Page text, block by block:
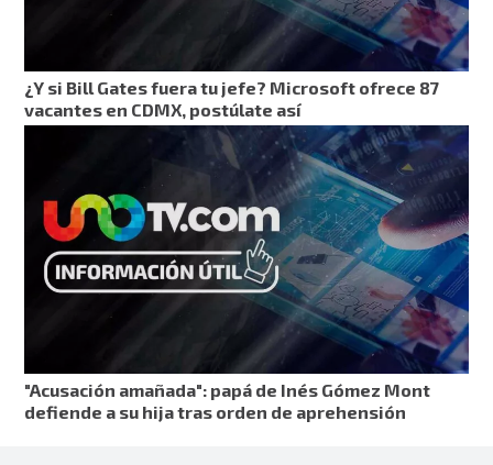
¿Y si Bill Gates fuera tu jefe? Microsoft ofrece 87
vacantes en CDMX, postúlate así
"Acusación amañada": papá de Inés Gómez Mont
defiende a su hija tras orden de aprehensión